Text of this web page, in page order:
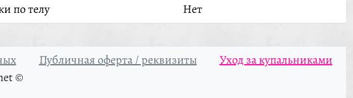
по телу
Нет
Публичная оферта / реквизиты
Уход за купальниками
©